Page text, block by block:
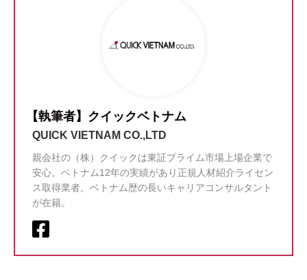
【執筆者】クイックベトナム
QUICK VIETNAM CO.,LTD
親会社の（株）クイックは東証プライム市場上場企業で
安心。ベトナム12年の実績があり正規人材紹介ライセン
ス取得業者。ベトナム歴の長いキャリアコンサルタント
が在籍。